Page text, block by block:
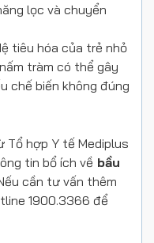
lọc và chuyển
tiêu hóa của trẻ nhỏ
tràm có thể gây
chế biến không đúng
Tổ hợp Y tế Mediplus
tin bổ ích về bầu
cần tư vấn thêm
1900.3366 để